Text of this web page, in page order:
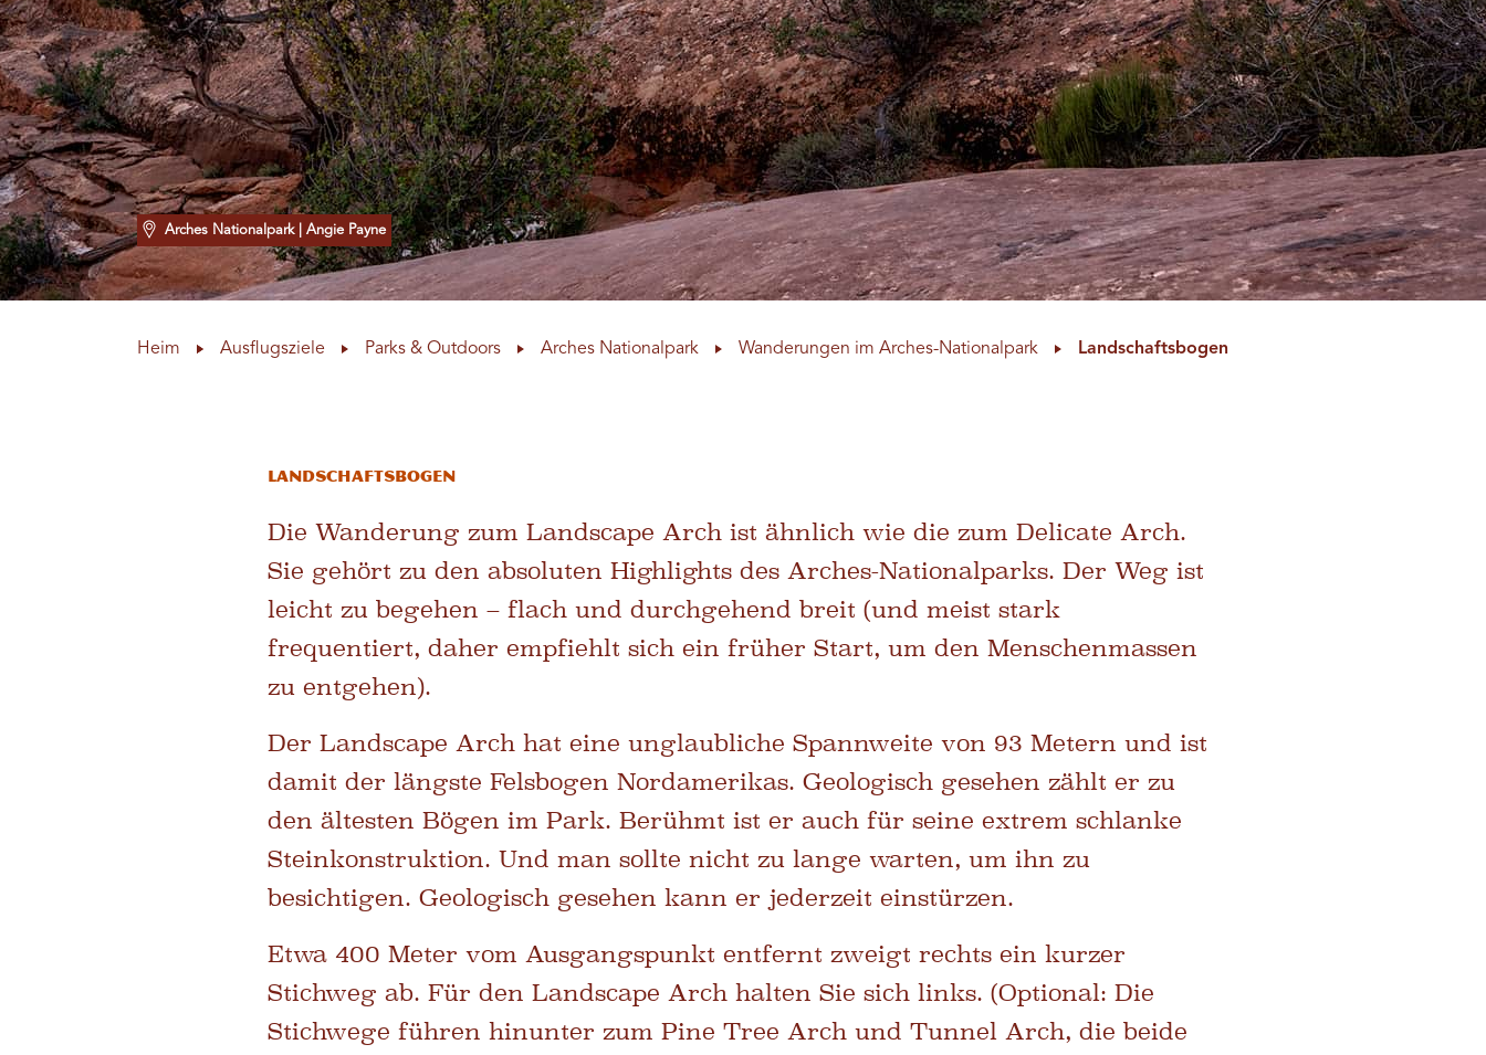
Arches Nationalpark | Angie Payne
Heim Ausflugsziele Parks & Outdoors Arches Nationalpark Wanderungen im Arches-Nationalpark Landschaftsbogen
Landschaftsbogen
Die Wanderung zum Landscape Arch ist ähnlich wie die zum Delicate Arch.
Sie gehört zu den absoluten Highlights des Arches-Nationalparks. Der Weg ist
leicht zu begehen – flach und durchgehend breit (und meist stark
frequentiert, daher empfiehlt sich ein früher Start, um den Menschenmassen
zu entgehen).
Der Landscape Arch hat eine unglaubliche Spannweite von 93 Metern und ist
damit der längste Felsbogen Nordamerikas. Geologisch gesehen zählt er zu
den ältesten Bögen im Park. Berühmt ist er auch für seine extrem schlanke
Steinkonstruktion. Und man sollte nicht zu lange warten, um ihn zu
besichtigen. Geologisch gesehen kann er jederzeit einstürzen.
Etwa 400 Meter vom Ausgangspunkt entfernt zweigt rechts ein kurzer
Stichweg ab. Für den Landscape Arch halten Sie sich links. (Optional: Die
Stichwege führen hinunter zum Pine Tree Arch und Tunnel Arch, die beide